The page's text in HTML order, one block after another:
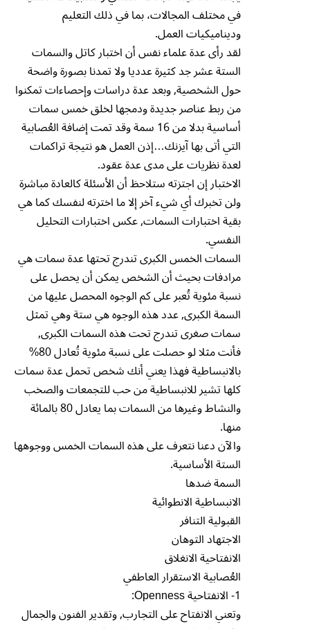
في مختلف المجالات، بما في ذلك التعليم
وديناميكيات العمل.
لقد رأى عدة علماء نفس أن اختبار كاتل والسمات
الستة عشر جد كثيرة عدديا ولا تمدنا بصورة واضحة
حول الشخصية, وبعد عدة دراسات وإحصاءات تمكنوا
من ربط عناصر جديدة ودمجها لخلق خمس سمات
أساسية بدلا من 16 سمة وقد تمت إضافة العُصابية
التي أتى بها آيزنك…إذن العمل هو نتيجة تراكمات
لعدة نظريات على مدى عدة عقود.
الاختبار إن اجتزته ستلاحظ أن الأسئلة كالعادة مباشرة
ولن تخبرك أي شيء آخر إلا ما اخترته لنفسك كما هي
بقية اختبارات السمات, عكس اختبارات التحليل
النفسي.
السمات الخمس الكبرى تندرج تحتها عدة سمات هي
مرادفات بحيث أن الشخص يمكن أن يحصل على
نسبة مئوية تُعبر على كم الوجوه المحصل عليها من
السمة الكبرى, عدد هذه الوجوه هي ستة وهي تمثل
سمات صغرى تندرج تحت هذه السمات الكبرى,
فأنت مثلا لو حصلت على نسبة مئوية تُعادل 80%
بالانبساطية فهذا يعني أنك شخص تحمل عدة سمات
كلها تشير للانبساطية من حب للتجمعات والصخب
والنشاط وغيرها من السمات بما يعادل 80 بالمائة
منها.
والآن دعنا نتعرف على هذه السمات الخمس ووجوهها
الستة الأساسية.
السمة ضدها
الانبساطية الانطوائية
القبولية التنافر
الاجتهاد التوهان
الانفتاحية الانغلاق
العُصابية الاستقرار العاطفي
1- الانفتاحية Openness:
وتعني الانفتاح على التجارب, وتقدير الفنون والجمال